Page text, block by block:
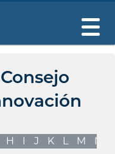
H I J K L M N